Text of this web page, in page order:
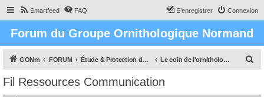
Smartfeed FAQ Connexion
S’enregistrer
Forum du Groupe Ornithologique Normand
GONm FORUM Étude & Protection des Oiseaux et de leurs milieux en Normandie Le coin de l'ornithologue : observations, études & enquêtes
Fil Ressources Communication